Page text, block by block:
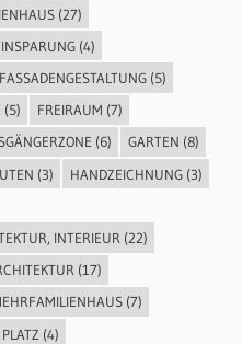
(27)
(4)
FASSADENGESTALTUNG(5)
(5) FREIRAUM (7)
(6) GARTEN (8)
(3) HANDZEICHNUNG(3)
INTERIEUR (22)
(17)
(7)
PLATZ (4)